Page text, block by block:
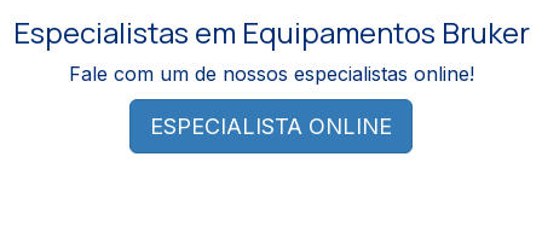
Especialistas em Equipamentos Bruker
Fale com um de nossos especialistas online!
ESPECIALISTA ONLINE